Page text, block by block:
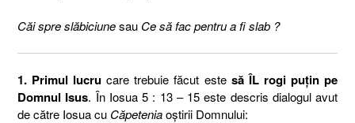
Căi spre slăbiciunesau Ce să fac pentru a fi slab ?
1. Primul lucru care trebuie făcut este să ÎL rogi puţin pe
Domnul Isus. În Iosua 5 : 13 – 15 este descris dialogul avut
de către Iosua cu Căpeteniaoştirii Domnului: